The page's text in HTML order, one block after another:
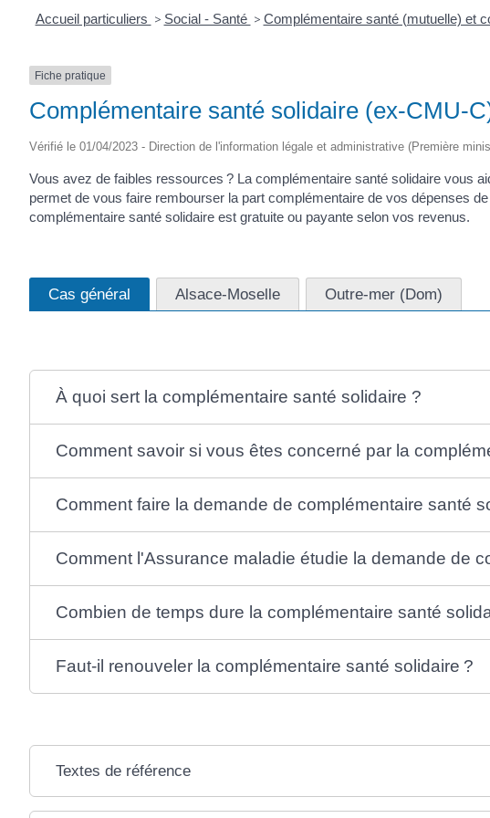
Accueil particuliers > Social - Santé > Complémentaire santé (mutuelle) et
Fiche pratique
Complémentaire santé solidaire (ex-CMU-
Vérifié le 01/04/2023 - Direction de l'information légale et administrative (Première
Vous avez de faibles ressources ? La complémentaire santé solidaire vous
permet de vous faire rembourser la part complémentaire de vos dépenses
complémentaire santé solidaire est gratuite ou payante selon vos revenus.
Cas général Alsace-Moselle Outre-mer (Dom)
À quoi sert la complémentaire santé solidaire ?
Comment savoir si vous êtes concerné par la
Comment faire la demande de complémentaire santé
Comment l'Assurance maladie étudie la demande de
Combien de temps dure la complémentaire santé
Faut-il renouveler la complémentaire santé solidaire ?
Textes de référence